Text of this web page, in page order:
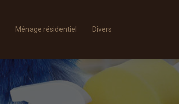
Ménage résidentiel Divers